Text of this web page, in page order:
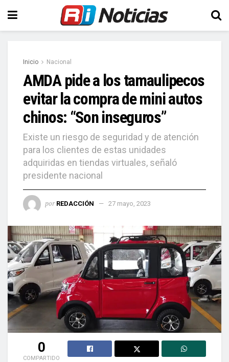
Inicio Nacional
AMDA pide a los tamaulipecos
evitar la compra de mini autos
chinos: “Son inseguros”
Existe un riesgo de seguridad y de atención
para los clientes de estas unidades
adquiridas en tiendas virtuales, señaló
presidente nacional
por REDACCIÓN 27 mayo, 2023
0
COMPARTIDO